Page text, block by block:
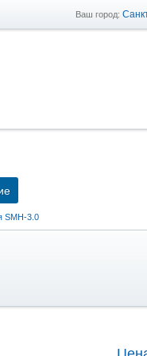
Ваш город:
SMH-3.0
гидравлическую AS 25 г/п